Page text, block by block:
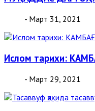
- Март 31, 2021
Ислом тарихи:
- Март 29, 2021